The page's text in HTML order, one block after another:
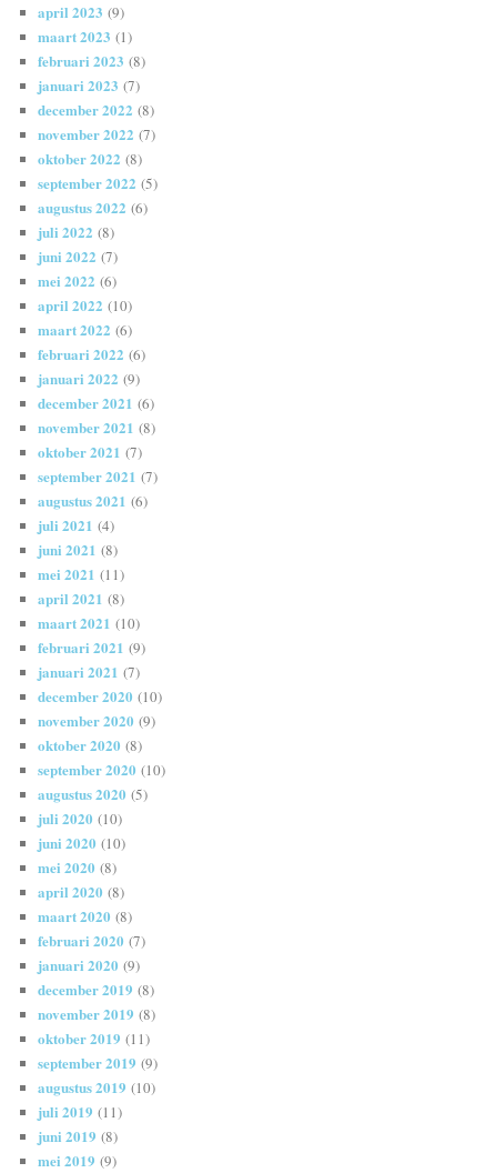
april 2023 (9)
maart 2023 (1)
februari 2023 (8)
januari 2023 (7)
december 2022 (8)
november 2022 (7)
oktober 2022 (8)
september 2022 (5)
augustus 2022 (6)
juli 2022 (8)
juni 2022 (7)
mei 2022 (6)
april 2022 (10)
maart 2022 (6)
februari 2022 (6)
januari 2022 (9)
december 2021 (6)
november 2021 (8)
oktober 2021 (7)
september 2021 (7)
augustus 2021 (6)
juli 2021 (4)
juni 2021 (8)
mei 2021 (11)
april 2021 (8)
maart 2021 (10)
februari 2021 (9)
januari 2021 (7)
december 2020 (10)
november 2020 (9)
oktober 2020 (8)
september 2020 (10)
augustus 2020 (5)
juli 2020 (10)
juni 2020 (10)
mei 2020 (8)
april 2020 (8)
maart 2020 (8)
februari 2020 (7)
januari 2020 (9)
december 2019 (8)
november 2019 (8)
oktober 2019 (11)
september 2019 (9)
augustus 2019 (10)
juli 2019 (11)
juni 2019 (8)
mei 2019 (9)